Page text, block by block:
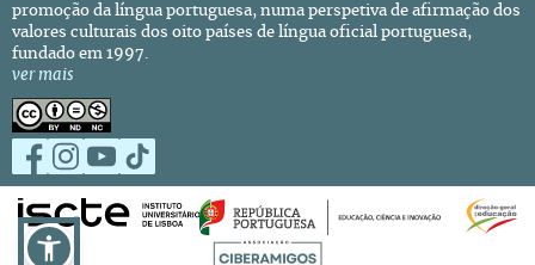
promoção da língua portuguesa, numa perspetiva de afirmação dos
valores culturais dos oito países de língua oficial portuguesa,
fundado em 1997.
ver mais